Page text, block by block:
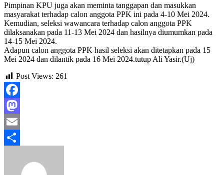
Pimpinan KPU juga akan meminta tanggapan dan masukkan
masyarakat terhadap calon anggota PPK ini pada 4-10 Mei 2024.
Kemudian, seleksi wawancara terhadap calon anggota PPK
dilaksanakan pada 11-13 Mei 2024 dan hasilnya diumumkan pada
14-15 Mei 2024.
Adapun calon anggota PPK hasil seleksi akan ditetapkan pada 15
Mei 2024 dan dilantik pada 16 Mei 2024.tutup Ali Yasir.(Uj)
Post Views: 261
Facebook
Mastodon
Email